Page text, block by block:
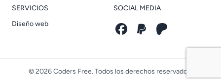
SERVICIOS
Diseño web
SOCIAL MEDIA
© 2026 Coders Free. Todos los derechos reservados.